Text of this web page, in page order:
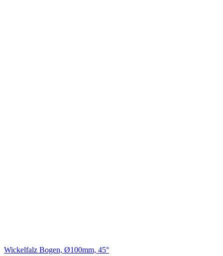
Wickelfalz Bogen, Ø100mm, 45°